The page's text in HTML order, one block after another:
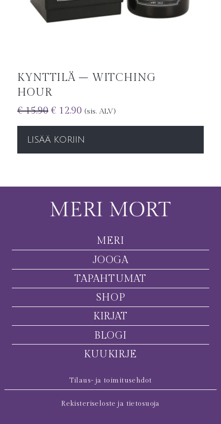
KYNTTILÄ – WITCHING
HOUR
€15.90 € 12.90 (sis. ALV)
LISÄÄ KORIIN
MERI
JOOGA
TAPAHTUMAT
SHOP
KIRJAT
BLOGI
KUUKIRJE
Tilaus- ja toimitusehdot
Rekisteriseloste ja tietosuoja